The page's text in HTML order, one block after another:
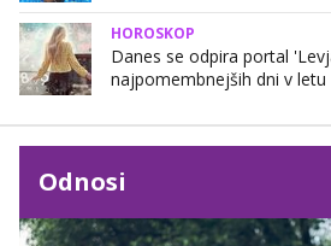
HOROSKOP
Danes se odpira portal
najpomembnejših dni v letu
Odnosi